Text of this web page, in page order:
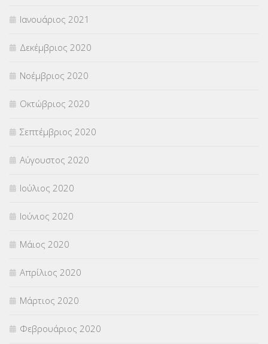
Ιανουάριος 2021
Δεκέμβριος 2020
Νοέμβριος 2020
Οκτώβριος 2020
Σεπτέμβριος 2020
Αύγουστος 2020
Ιούλιος 2020
Ιούνιος 2020
Μάιος 2020
Απρίλιος 2020
Μάρτιος 2020
Φεβρουάριος 2020